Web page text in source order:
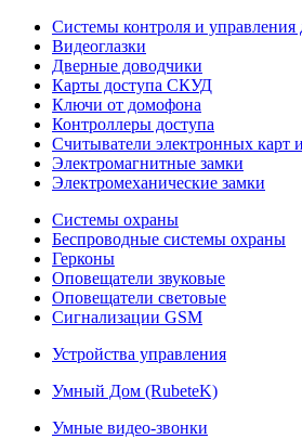
Системы контроля и
Видеоглазки
Дверные доводчики
Карты доступа СКУД
Ключи от домофона
Контроллеры доступа
Считыватели электронных карт
Электромагнитные замки
Электромеханические замки
Системы охраны
Беспроводные системы охраны
Герконы
Оповещатели звуковые
Оповещатели световые
Сигнализации GSM
Устройства управления
Умный Дом (RubeteK)
Умные видео-звонки